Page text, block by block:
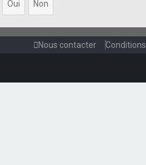
Conditions
Nous contacter